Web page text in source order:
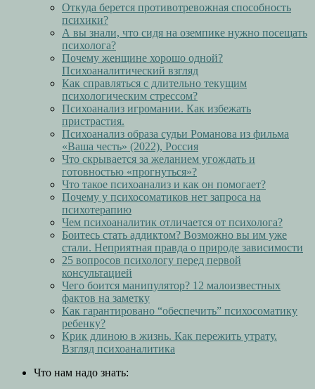
Откуда берется противотревожная способность
психики?
А вы знали, что сидя на оземпике нужно посещать
психолога?
Почему женщине хорошо одной?
Психоаналитический взгляд
Как справляться с длительно текущим
психологическим стрессом?
Психоанализ игромании. Как избежать
пристрастия.
Психоанализ образа судьи Романова из фильма
«Ваша честь» (2022), Россия
Что скрывается за желанием угождать и
готовностью «прогнуться»?
Что такое психоанализ и как он помогает?
Почему у психосоматиков нет запроса на
психотерапию
Чем психоаналитик отличается от психолога?
Боитесь стать аддиктом? Возможно вы им уже
стали. Неприятная правда о природе зависимости
25 вопросов психологу перед первой
консультацией
Чего боится манипулятор? 12 малоизвестных
фактов на заметку
Как гарантировано “обеспечить” психосоматику
ребенку?
Крик длиною в жизнь. Как пережить утрату.
Взгляд психоаналитика
Что нам надо знать: